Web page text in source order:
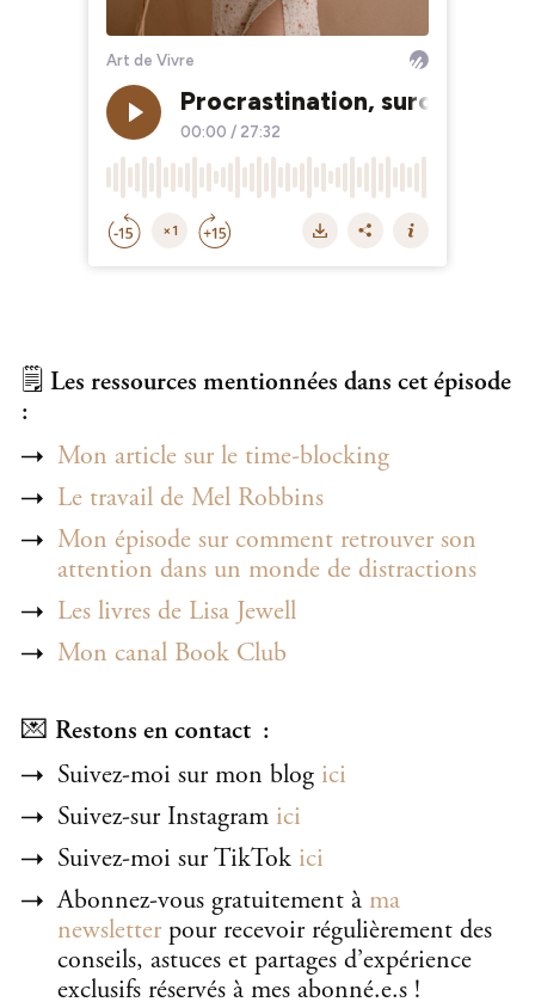
🗒️ Les ressources mentionnées dans cet épisode
:
Mon article sur le time-blocking
Le travail de Mel Robbins
Mon épisode sur comment retrouver son
attention dans un monde de distractions
Les livres de Lisa Jewell
Mon canal Book Club
💌 Restons en contact :
Suivez-moi sur mon blog ici
Suivez-sur Instagram ici
Suivez-moi sur TikTok ici
Abonnez-vous gratuitement à ma
newsletter pour recevoir régulièrement des
conseils, astuces et partages d’expérience
exclusifs réservés à mes abonné.e.s !